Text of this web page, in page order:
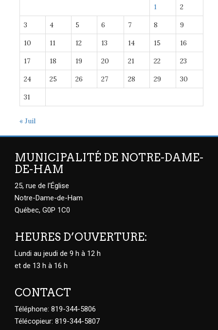
1 2
3 4 5 6 7 8 9
10 11 12 13 14 15 16
17 18 19 20 21 22 23
24 25 26 27 28 29 30
31
« Juil
MUNICIPALITÉ DE NOTRE-DAME-
DE-HAM
25, rue de l'Église
Notre-Dame-de-Ham
Québec, G0P 1C0
HEURES D’OUVERTURE:
Lundi au jeudi de 9 h à 12 h
et de 13 h à 16 h
CONTACT
Téléphone: 819-344-5806
Télécopieur: 819-344-5807